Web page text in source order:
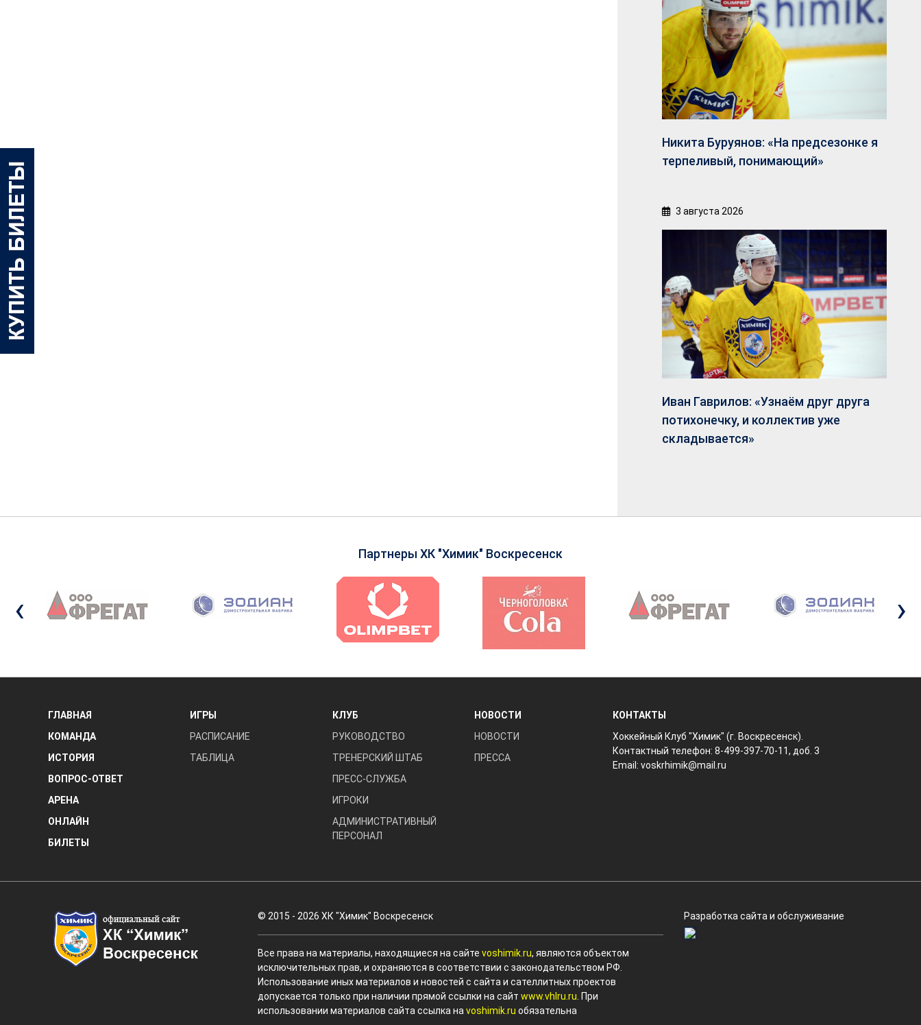
Никита Буруянов: «На предсезонке я
терпеливый, понимающий»
3 августа 2026
Иван Гаврилов: «Узнаём друг друга
потихонечку, и коллектив уже
складывается»
Партнеры ХК "Химик" Воскресенск
‹ ›
ГЛАВНАЯ
КОМАНДА
ИСТОРИЯ
ВОПРОС-ОТВЕТ
АРЕНА
ОНЛАЙН
БИЛЕТЫ
ИГРЫ
РАСПИСАНИЕ
ТАБЛИЦА
КЛУБ
РУКОВОДСТВО
ТРЕНЕРСКИЙ ШТАБ
ПРЕСС-СЛУЖБА
ИГРОКИ
АДМИНИСТРАТИВНЫЙ
ПЕРСОНАЛ
НОВОСТИ
НОВОСТИ
ПРЕССА
КОНТАКТЫ
Хоккейный Клуб "Химик" (г. Воскресенск).
Контактный телефон: 8-499-397-70-11, доб. 3
Email:voskrhimik@mail.ru
© 2015 - 2026 ХК "Химик" Воскресенск
Все права на материалы, находящиеся на сайте voshimik.ru, являются объектом
исключительных прав, и охраняются в соответствии с законодательством РФ.
Использование иных материалов и новостей с сайта и сателлитных проектов
допускается только при наличии прямой ссылки на сайт www.vhlru.ru. При
использовании материалов сайта ссылка наvoshimik.ru обязательна
Разработка сайта и обслуживание